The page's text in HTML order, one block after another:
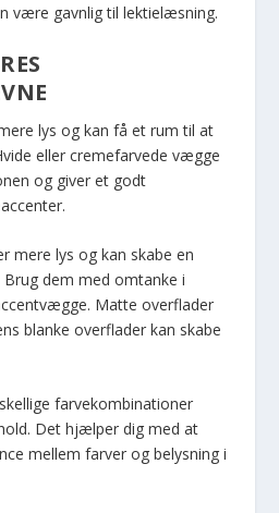
være gavnlig til lektielæsning.
lys og kan få et rum til at
eller cremefarvede vægge
og giver et godt
mere lys og kan skabe en
dem med omtanke i
Matte overflader
blanke overflader kan skabe
farvekombinationer
Det hjælper dig med at
mellem farver og belysning i